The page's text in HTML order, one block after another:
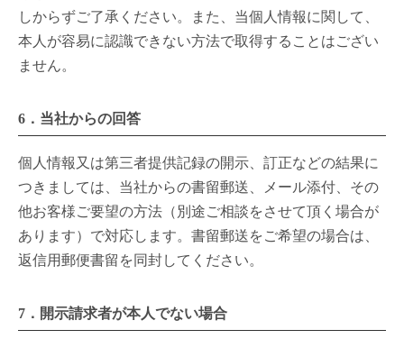
しからずご了承ください。また、当個人情報に関して、
本人が容易に認識できない方法で取得することはござい
ません。
6．当社からの回答
個人情報又は第三者提供記録の開示、訂正などの結果に
つきましては、当社からの書留郵送、メール添付、その
他お客様ご要望の方法（別途ご相談をさせて頂く場合が
あります）で対応します。書留郵送をご希望の場合は、
返信用郵便書留を同封してください。
7．開示請求者が本人でない場合